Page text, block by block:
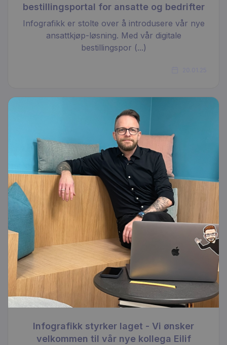
bestillingsportal for ansatte og bedrifter
Infografikk er stolte over å introdusere vår nye
ansattkjøp-løsning. Med vår digitale
bestillingspor (...)
Infografikk styrker laget - Vi ønsker
velkommen til vår nye kollega Eilif